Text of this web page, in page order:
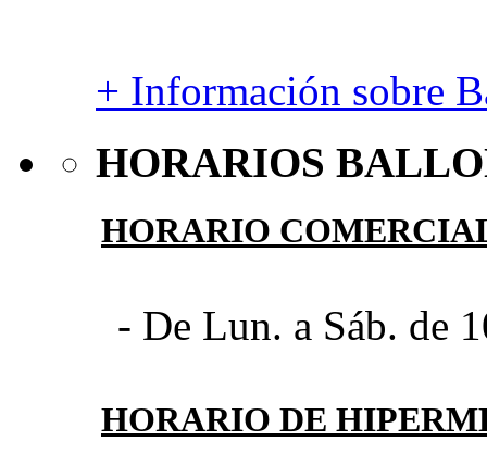
+ Información sobre
HORARIOS
HORARIO
- De Lun. a Sáb. de
HORARIO DE